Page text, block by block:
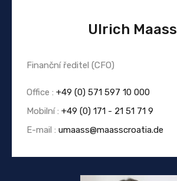
Ulrich Maass
Finanční ředitel (CFO)
Office : +49 (0) 571 597 10 000
Mobilní : +49 (0) 171 - 21 51 71 9
E-mail : umaass@maasscroatia.de